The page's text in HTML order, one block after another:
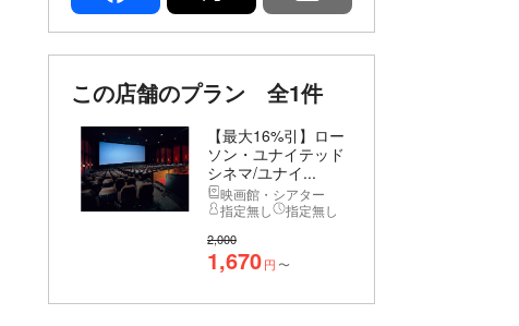
この店舗のプラン 全1件
【最大16%引】ロー
ソン・ユナイテッド
シネマ/ユナイ...
映画館・シアター
指定無し
指定無し
2,000
1,670円 〜